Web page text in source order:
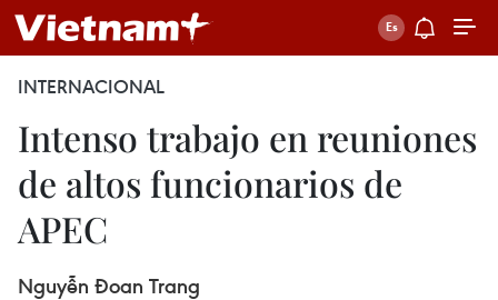
INTERNACIONAL
Intenso trabajo en reuniones
de altos funcionarios de
APEC
Nguyễn Đoan Trang